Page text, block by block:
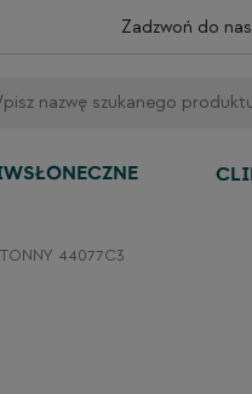
Zadzwoń do
44077C3